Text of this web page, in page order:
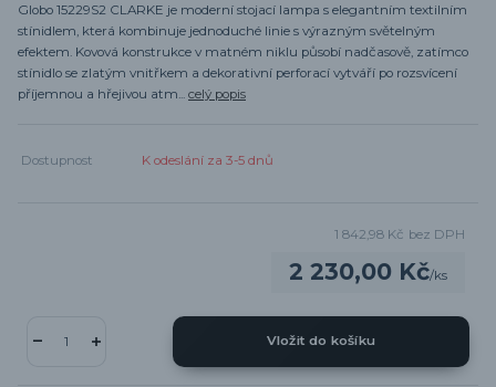
Globo 15229S2 CLARKE je moderní stojací lampa s elegantním textilním
stínidlem, která kombinuje jednoduché linie s výrazným světelným
efektem. Kovová konstrukce v matném niklu působí nadčasově, zatímco
stínidlo se zlatým vnitřkem a dekorativní perforací vytváří po rozsvícení
příjemnou a hřejivou atm... celý popis
Dostupnost K odeslání za 3-5 dnů
2 230,00 Kč/ks
1 842,98 Kč bez DPH
Vložit do košíku